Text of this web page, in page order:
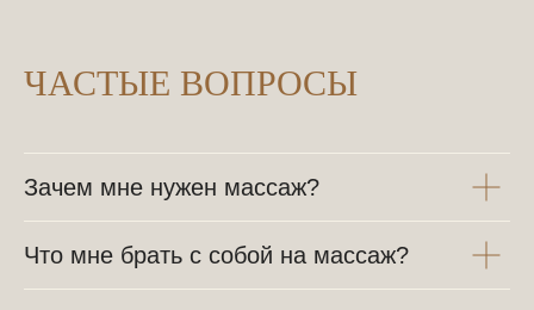
ЧАСТЫЕ ВОПРОСЫ
Зачем мне нужен массаж?
Что мне брать с собой на массаж?